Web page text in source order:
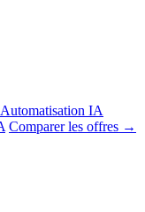
Automatisation IA
Comparer les offres →